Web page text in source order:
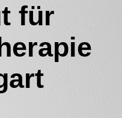
für